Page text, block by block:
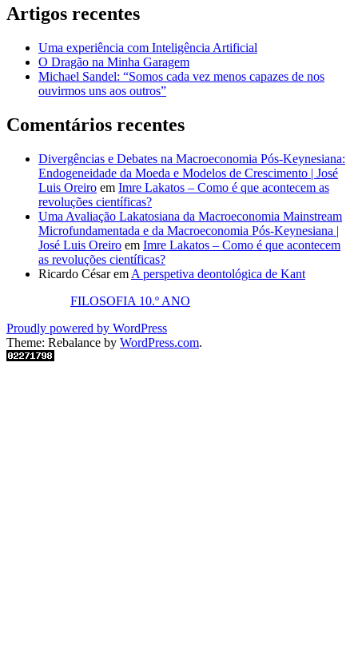
Artigos recentes
Uma experiência com Inteligência Artificial
O Dragão na Minha Garagem
Michael Sandel: “Somos cada vez menos capazes de nos
ouvirmos uns aos outros”
Comentários recentes
Divergências e Debates na Macroeconomia Pós-Keynesiana:
Endogeneidade da Moeda e Modelos de Crescimento | José
Luis Oreiro em Imre Lakatos – Como é que acontecem as
revoluções científicas?
Uma Avaliação Lakatosiana da Macroeconomia Mainstream
Microfundamentada e da Macroeconomia Pós-Keynesiana |
José Luis Oreiro em Imre Lakatos – Como é que acontecem
as revoluções científicas?
Ricardo Césarem A perspetiva deontológica de Kant
FILOSOFIA 10.º ANO
Proudly powered by WordPress
Theme: Rebalance by WordPress.com.